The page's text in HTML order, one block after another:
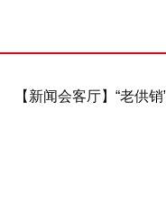
【新闻会客厅】“老供